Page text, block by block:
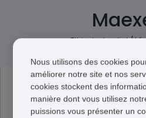
Ethinylestradiol /
30mcg/
Nous utilisons des cookies
améliorer notre site et nos
cookies stockent des
manière dont vous utilisez
puissions vous présenter un